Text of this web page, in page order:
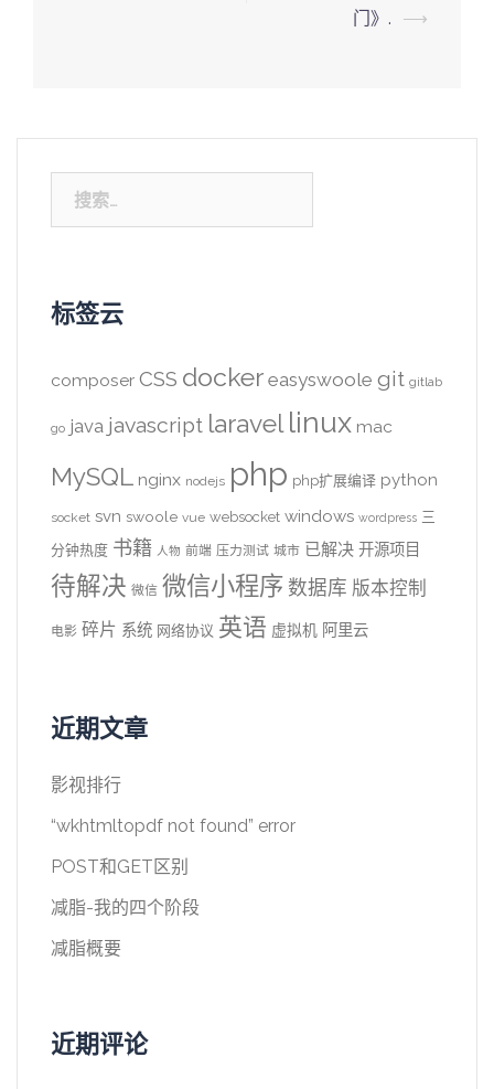
门》.
⟶
索：
标签云
composer CSS docker easyswoole git gitlab
go java javascript laravel linux mac
MySQL nginx nodejs php php扩展编译 python
socket svn swoole vue websocket windows wordpress 三
分钟热度 书籍 人物 前端 压力测试 城市 已解决 开源项目
待解决 微信 微信小程序 数据库 版本控制
电影 碎片 系统 网络协议 英语 虚拟机 阿里云
近期文章
影视排行
“wkhtmltopdf not found” error
POST和GET区别
减脂-我的四个阶段
减脂概要
近期评论